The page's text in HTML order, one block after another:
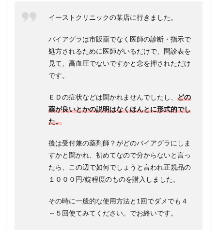
イーストクリニックの某店に行きました。
バイアグラは市販薬でなく医師の診断・指示で
処方されるために医師がいるだけで、問診表を
見て、高血圧でないですかと念を押されただけ
です。
ＥＤの症状などは聞かれませんでしたし、 どの
薬が良いとかの説明はなくほんとに形式的でし
た。
後は受付兼の薬剤師？がどのバイアグラにしま
すかと聞かれ、初めてなので分からないと言っ
たら、この辺で如何でしょうと言われ正規品の
１０００円/錠程度のものを購入しました。
その時に一般的な使用方法と1回でダメでも４
～５回使てみてください。でお終いです。